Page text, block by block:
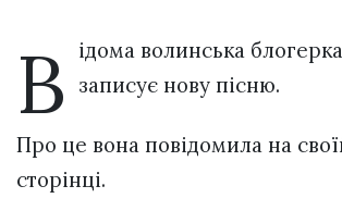
Контакти
Політика конфіденційності
В ідома волинська блогерка
записує нову пісню.
Про це вона повідомила на
сторінці.